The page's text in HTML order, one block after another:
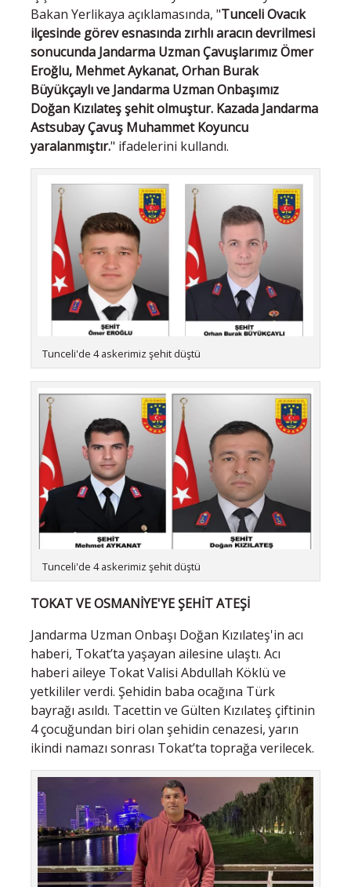
Bakan Yerlikaya açıklamasında, "Tunceli Ovacık
ilçesinde görev esnasında zırhlı aracın devrilmesi
sonucunda Jandarma Uzman Çavuşlarımız Ömer
Eroğlu, Mehmet Aykanat, Orhan Burak
Büyükçaylı ve Jandarma Uzman Onbaşımız
Doğan Kızılateş şehit olmuştur. Kazada Jandarma
Astsubay Çavuş Muhammet Koyuncu
yaralanmıştır." ifadelerini kullandı.
Tunceli'de 4 askerimiz şehit düştü
Tunceli'de 4 askerimiz şehit düştü
TOKAT VE OSMANİYE'YE ŞEHİT ATEŞİ
Jandarma Uzman Onbaşı Doğan Kızılateş'in acı
haberi, Tokat’ta yaşayan ailesine ulaştı. Acı
haberi aileye Tokat Valisi Abdullah Köklü ve
yetkililer verdi. Şehidin baba ocağına Türk
bayrağı asıldı. Tacettin ve Gülten Kızılateş çiftinin
4 çocuğundan biri olan şehidin cenazesi, yarın
ikindi namazı sonrası Tokat’ta toprağa verilecek.